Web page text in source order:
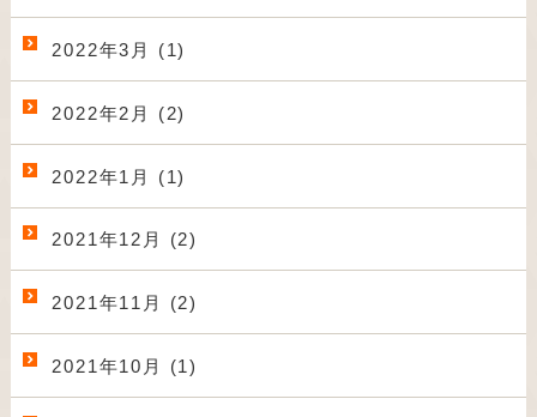
2022年3月 (1)
2022年2月 (2)
2022年1月 (1)
2021年12月 (2)
2021年11月 (2)
2021年10月 (1)